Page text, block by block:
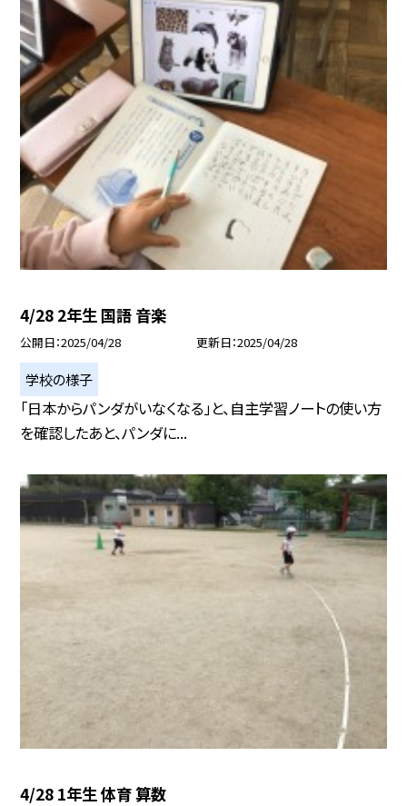
4/28 2年生 国語 音楽
公開日 2025/04/28 更新日 2025/04/28
学校の様子
「日本からパンダがいなくなる」と、自主学習ノートの使い方
を確認したあと、パンダに...
4/28 1年生 体育 算数